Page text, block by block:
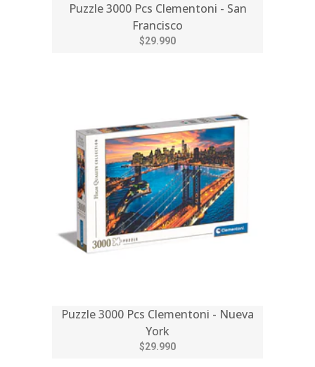
Puzzle 3000 Pcs Clementoni - San
Francisco
$29.990
Puzzle 3000 Pcs Clementoni - Nueva
York
$29.990